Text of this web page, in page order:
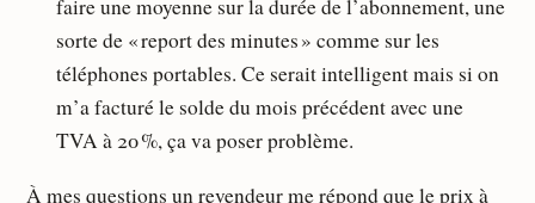
faire une moyenne sur la durée de l’abonnement, une
sorte de « report des minutes » comme sur les
téléphones portables. Ce serait intelligent mais si on
m’a facturé le solde du mois précédent avec une
TVA à 20 %, ça va poser problème.
À mes questions un revendeur me répond que le prix à